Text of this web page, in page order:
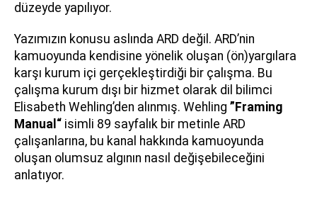
düzeyde yapılıyor.
Yazımızın konusu aslında ARD değil. ARD’nin
kamuoyunda kendisine yönelik oluşan (ön)yargılara
karşı kurum içi gerçekleştirdiği bir çalışma. Bu
çalışma kurum dışı bir hizmet olarak dil bilimci
Elisabeth Wehling’den alınmış. Wehling ”Framing
Manual“ isimli 89 sayfalık bir metinle ARD
çalışanlarına, bu kanal hakkında kamuoyunda
oluşan olumsuz algının nasıl değişebileceğini
anlatıyor.